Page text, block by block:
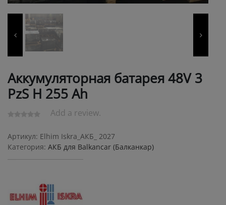
Аккумуляторная батарея 48V 3
PzS Н 255 Ah
Add a review.
Артикул: Elhim Iskra_АКБ_ 2027
Категория: АКБ для Balkanсar (Балканкар)